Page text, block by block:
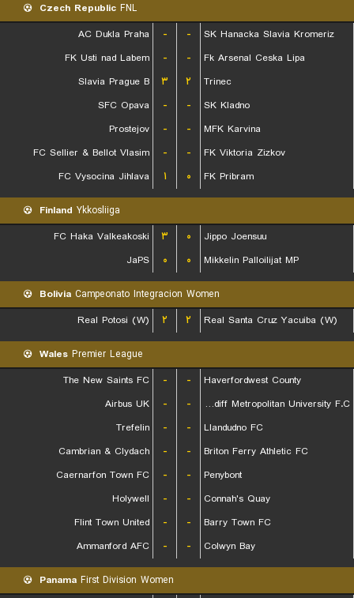
Czech Republic FNL
AC Dukla Praha
- -
SK Hanacka Slavia Kromeriz
FK Usti nad Labem
- -
Fk Arsenal Ceska Lipa
Slavia Prague B
۳ ۲
Trinec
SFC Opava
- -
SK Kladno
Prostejov
- -
MFK Karvina
FC Sellier & Bellot Vlasim
- -
FK Viktoria Zizkov
FC Vysocina Jihlava
۱ ۰ FK Pribram
Finland Ykkosliiga
FC Haka Valkeakoski
۳ ۰
Jippo Joensuu
JaPS
۰ ۰ Mikkelin Palloilijat MP
Bolivia Campeonato Integracion Women
Real Potosi (W)
۲ ۲ Real Santa Cruz Yacuiba (W)
Wales Premier League
The New Saints FC
- -
Haverfordwest County
Airbus UK
- -
Cardiff Metropolitan University F.C.
Trefelin
- -
Llandudno FC
Cambrian & Clydach
- -
Briton Ferry Athletic FC
Caernarfon Town FC
- -
Penybont
Holywell
- -
Connah's Quay
Flint Town United
- -
Barry Town FC
Ammanford AFC
- - Colwyn Bay
Panama First Division Women